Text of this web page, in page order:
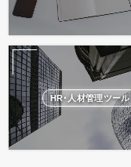
HR･人材管理ツール